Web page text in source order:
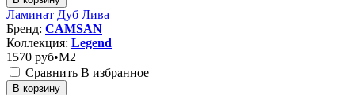
Ламинат Дуб Лива
Бренд: CAMSAN
Коллекция: Legend
1570 руб•M2
Сравнить В избранное
В корзину